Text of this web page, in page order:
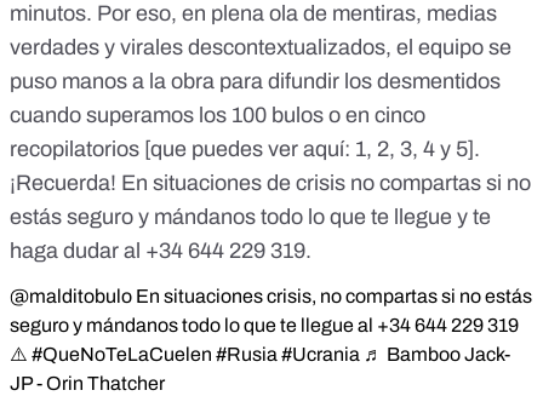
minutos. Por eso, en plena ola de mentiras, medias
verdades y virales descontextualizados, el equipo se
puso manos a la obra para difundir los desmentidos
cuando superamos los 100 bulos o en cinco
recopilatorios [que puedes ver aquí: 1, 2, 3, 4 y 5].
¡Recuerda! En situaciones de crisis no compartas si no
estás seguro y mándanos todo lo que te llegue y te
haga dudar al +34 644 229 319.
@malditobulo En situaciones crisis, no compartas si no estás
seguro y mándanos todo lo que te llegue al +34 644 229 319
⚠️ #QueNoTeLaCuelen #Rusia #Ucrania ♬ Bamboo Jack-
JP - Orin Thatcher